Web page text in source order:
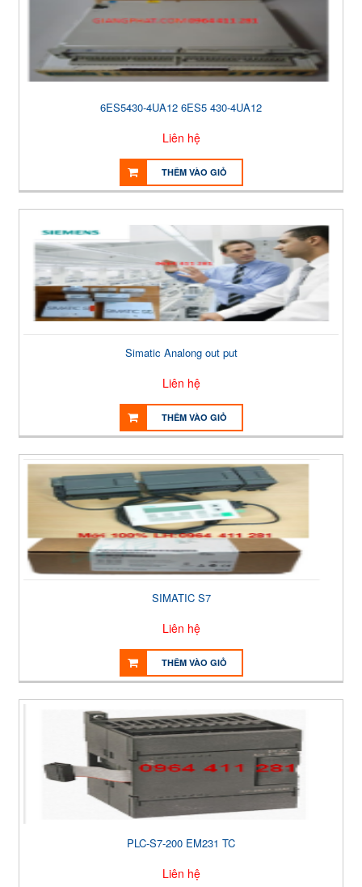
6ES5430-4UA12 6ES5 430-4UA12
Liên hệ
THÊM VÀO GIỎ
Simatic Analong out put
Liên hệ
THÊM VÀO GIỎ
SIMATIC S7
Liên hệ
THÊM VÀO GIỎ
PLC-S7-200 EM231 TC
Liên hệ